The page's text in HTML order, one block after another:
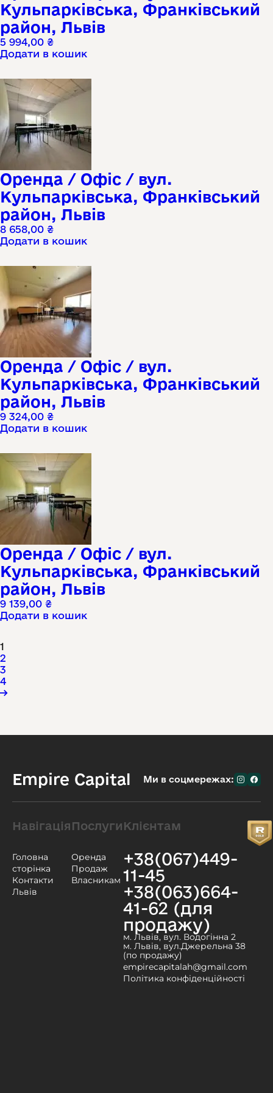
Кульпарківська, Франківський
район, Львів
5 994,00 ₴
Додати в кошик
Оренда / Офіс / вул.
Кульпарківська, Франківський
район, Львів
8 658,00 ₴
Додати в кошик
Оренда / Офіс / вул.
Кульпарківська, Франківський
район, Львів
9 324,00 ₴
Додати в кошик
Оренда / Офіс / вул.
Кульпарківська, Франківський
район, Львів
9 139,00 ₴
Додати в кошик
1
2
3
4
→
Empire Capital Ми в соцмережах:
Навігація
Головна
сторінка
Контакти
Львів
Послуги
Оренда
Продаж
Власникам
Клієнтам
+38(067)449-
11-45
+38(063)664-
41-62 (для
продажу)
м. Львів, вул. Водогінна 2
м. Львів, вул.Джерельна 38
(по продажу)
empirecapitalah@gmail.com
Політика конфіденційності